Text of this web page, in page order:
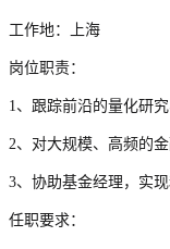
工作地：上海
岗位职责：
1、跟踪前沿的量化研
2、对大规模、高频的
3、协助基金经理，实
任职要求：